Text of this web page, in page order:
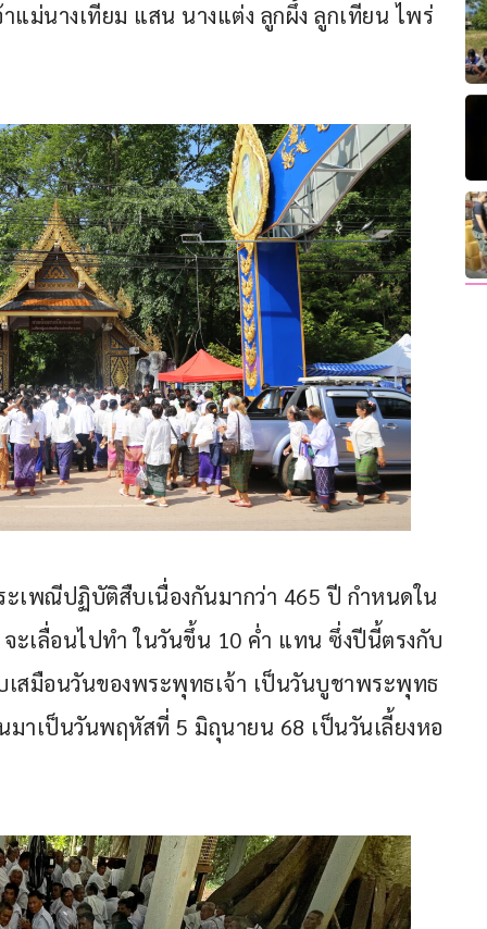
แม่นางเทียม แสน นางแต่ง ลูกผึ้ง ลูกเทียน ไพร่
ะเพณีปฏิบัติสืบเนื่องกันมากว่า 465 ปี กำหนดใน
ะเลื่อนไปทำ ในวันขึ้น 10 ค่ำ แทน ซึ่งปีนี้ตรงกับ
สมือนวันของพระพุทธเจ้า เป็นวันบูชาพระพุทธ
าเป็นวันพฤหัสที่ 5 มิถุนายน 68 เป็นวันเลี้ยงหอ